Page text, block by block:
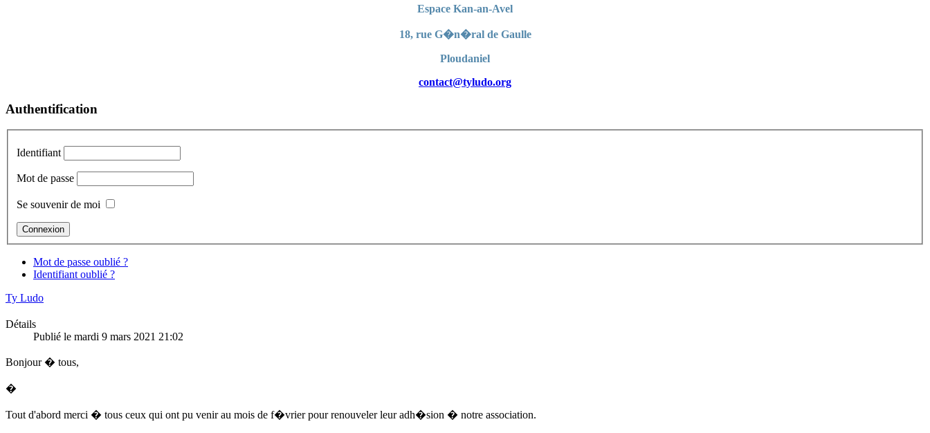
Espace Kan-an-Avel
18, rue G�n�ral de Gaulle
Ploudaniel
contact@tyludo.org
Authentification
Identifiant
Mot de passe
Se souvenir de moi
Mot de passe oublié ?
Identifiant oublié ?
Ty Ludo
Détails
Publié le mardi 9 mars 2021 21:02
Bonjour � tous,
�
Tout d'abord merci � tous ceux qui ont pu venir au mois de f�vrier pour renouveler leur adh�sion � notre association.